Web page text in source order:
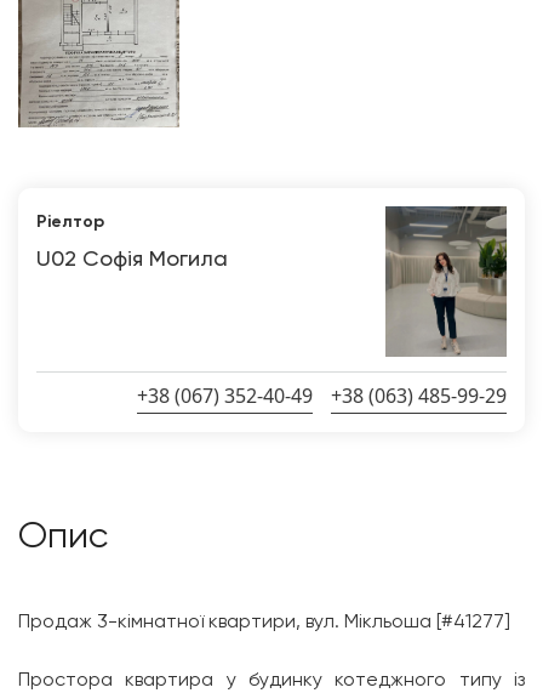
Ріелтор
U02 Софія Могила
+38 (067) 352-40-49 +38 (063) 485-99-29
Опис
Продаж 3-кімнатної квартири, вул. Мікльоша [#41277]
Простора квартира у будинку котеджного типу із